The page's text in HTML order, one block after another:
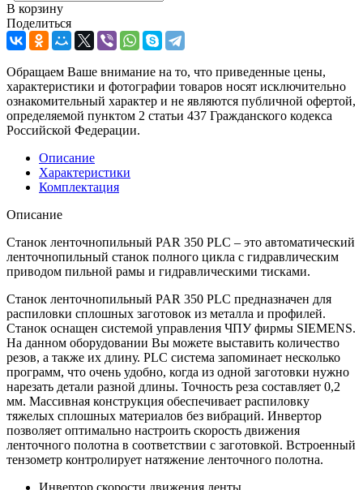
В корзину
Поделиться
Обращаем Ваше внимание на то, что приведенные цены,
характеристики и фотографии товаров носят исключительно
ознакомительный характер и не являются публичной офертой,
определяемой пунктом 2 статьи 437 Гражданского кодекса
Российской Федерации.
Описание
Характеристики
Комплектация
Описание
Станок ленточнопильный PAR 350 PLC – это автоматический
ленточнопильный станок полного цикла с гидравлическим
приводом пильной рамы и гидравлическими тисками.
Станок ленточнопильный PAR 350 PLC предназначен для
распиловки сплошных заготовок из металла и профилей.
Станок оснащен системой управления ЧПУ фирмы SIEMENS.
На данном оборудовании Вы можете выставить количество
резов, а также их длину. PLC система запоминает несколько
программ, что очень удобно, когда из одной заготовки нужно
нарезать детали разной длины. Точность реза составляет 0,2
мм. Массивная конструкция обеспечивает распиловку
тяжелых сплошных материалов без вибраций. Инвертор
позволяет оптимально настроить скорость движения
ленточного полотна в соответствии с заготовкой. Встроенный
тензометр контролирует натяжение ленточного полотна.
Инвертор скорости движения ленты